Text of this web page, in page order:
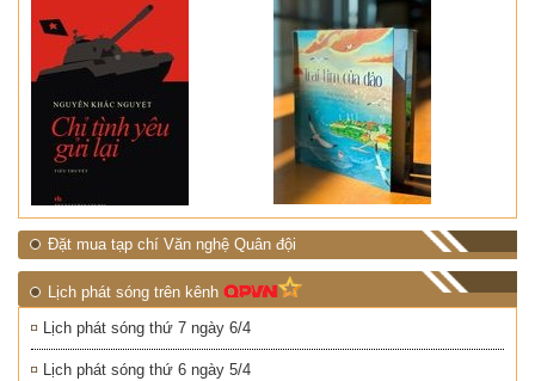
Đặt mua tạp chí Văn nghệ Quân đội
Lịch phát sóng trên kênh
Lịch phát sóng thứ 7 ngày 6/4
Lịch phát sóng thứ 6 ngày 5/4